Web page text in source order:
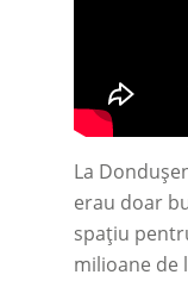
La
erau doar
spațiu
milioane de